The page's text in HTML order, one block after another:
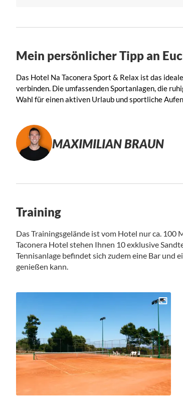
Mein persönlicher Tipp an
Das Hotel Na Taconera Sport & Relax ist das
verbinden. Die umfassenden Sportanlagen, die
Wahl für einen aktiven Urlaub und sportliche
MAXIMILIAN BRAUN
Training
Das Trainingsgelände ist vom Hotel nur ca.
Taconera Hotel stehen Ihnen 10 exklusive
Tennisanlage befindet sich zudem eine Bar und
genießen kann.